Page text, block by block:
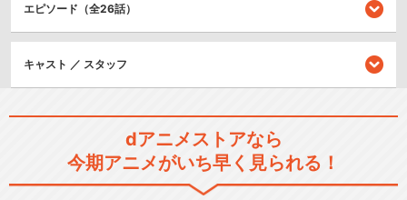
シリーズ／関連のアニメ作品
きかんしゃトーマス（シリー
きかんしゃトーマス（シリー
エピソード（全26話）
キャスト ／ スタッフ
dアニメストアなら
今期アニメがいち早く見られる！